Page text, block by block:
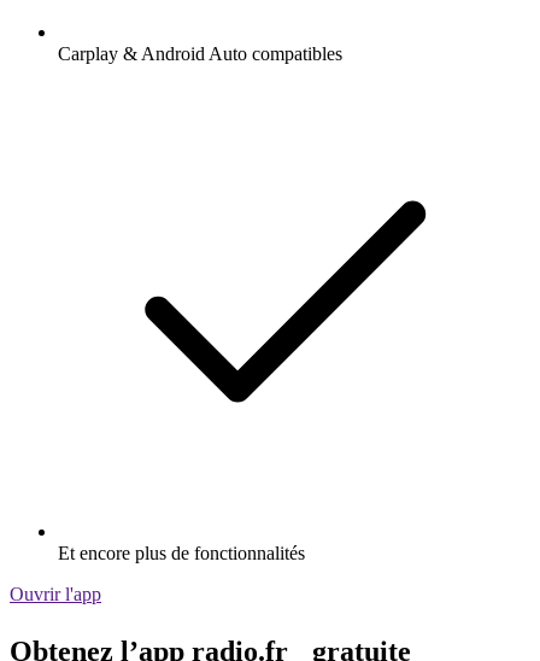
Carplay & Android Auto compatibles
Et encore plus de fonctionnalités
Ouvrir l'app
Obtenez l’app radio.fr gratuite